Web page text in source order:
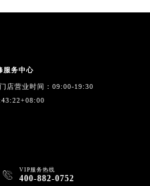
服务中心
店营业时间：09:00-19:30
 VIP服务热线
400-882-0752